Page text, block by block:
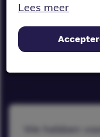
We hebben
Als u meer wilt
worden en over
ons
privacy policy
Geef
Lees meer